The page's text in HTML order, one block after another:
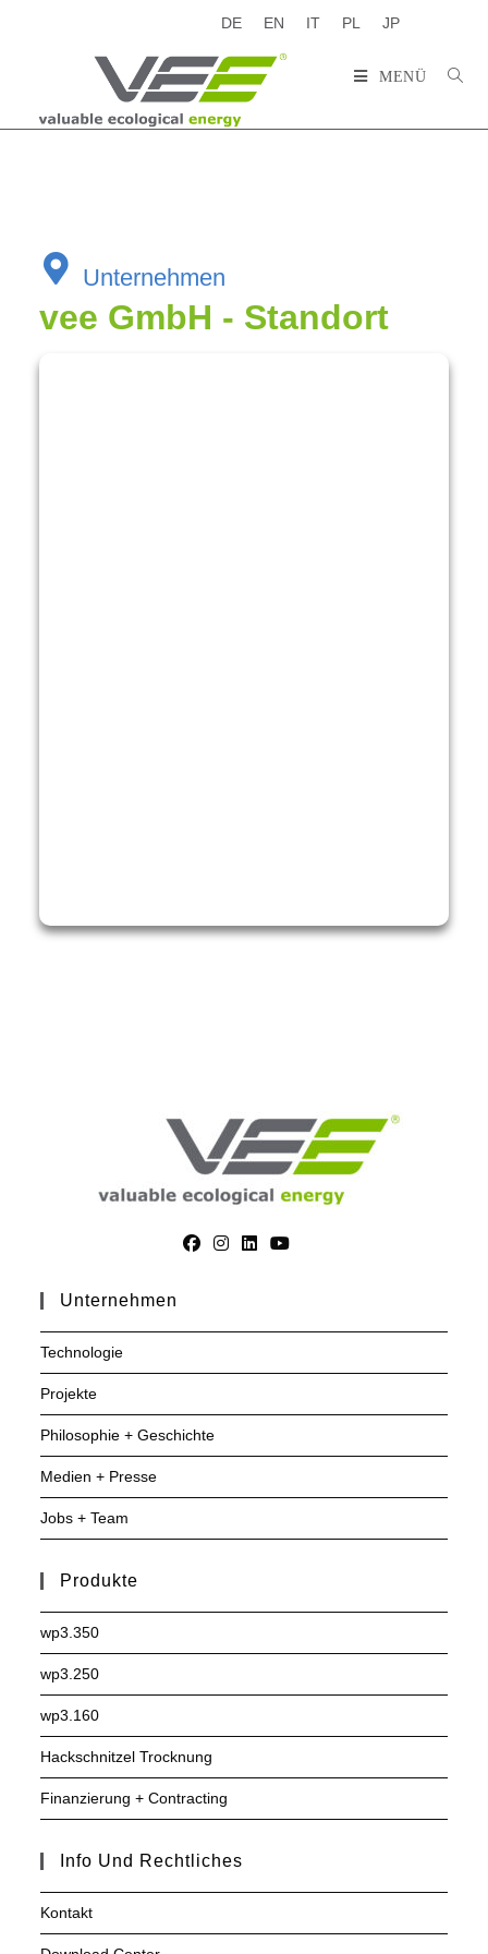
DE EN IT PL JP
MENÜ
Unternehmen
vee GmbH - Standort
Unternehmen
Technologie
Projekte
Philosophie + Geschichte
Medien + Presse
Jobs + Team
Produkte
wp3.350
wp3.250
wp3.160
Hackschnitzel Trocknung
Finanzierung + Contracting
Info Und Rechtliches
Kontakt